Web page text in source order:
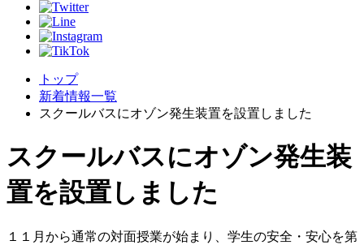
トップ
新着情報一覧
スクールバスにオゾン発生装置を設置しました
スクールバスにオゾン発生装
置を設置しました
１１月から通常の対面授業が始まり、学生の安全・安心を第